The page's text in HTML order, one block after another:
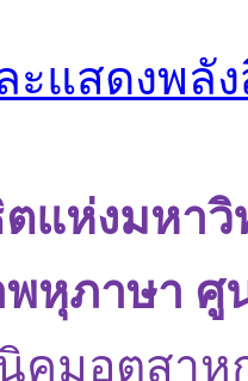
ะแสดงพลั
ตแห่งมหา
หุภาษา ศู
คมอุตสาห